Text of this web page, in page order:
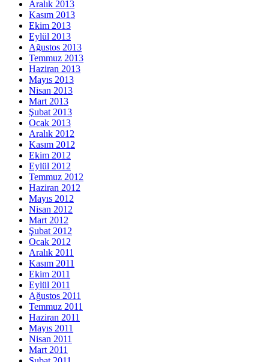
Aralık 2013
Kasım 2013
Ekim 2013
Eylül 2013
Ağustos 2013
Temmuz 2013
Haziran 2013
Mayıs 2013
Nisan 2013
Mart 2013
Şubat 2013
Ocak 2013
Aralık 2012
Kasım 2012
Ekim 2012
Eylül 2012
Temmuz 2012
Haziran 2012
Mayıs 2012
Nisan 2012
Mart 2012
Şubat 2012
Ocak 2012
Aralık 2011
Kasım 2011
Ekim 2011
Eylül 2011
Ağustos 2011
Temmuz 2011
Haziran 2011
Mayıs 2011
Nisan 2011
Mart 2011